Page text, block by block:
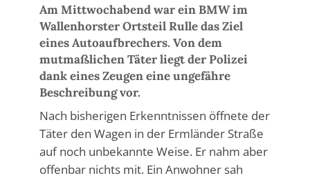
Am Mittwochabend war ein BMW im
Wallenhorster Ortsteil Rulle das Ziel
eines Autoaufbrechers. Von dem
mutmaßlichen Täter liegt der Polizei
dank eines Zeugen eine ungefähre
Beschreibung vor.
Nach bisherigen Erkenntnissen öffnete der
Täter den Wagen in der Ermländer Straße
auf noch unbekannte Weise. Er nahm aber
offenbar nichts mit. Ein Anwohner sah